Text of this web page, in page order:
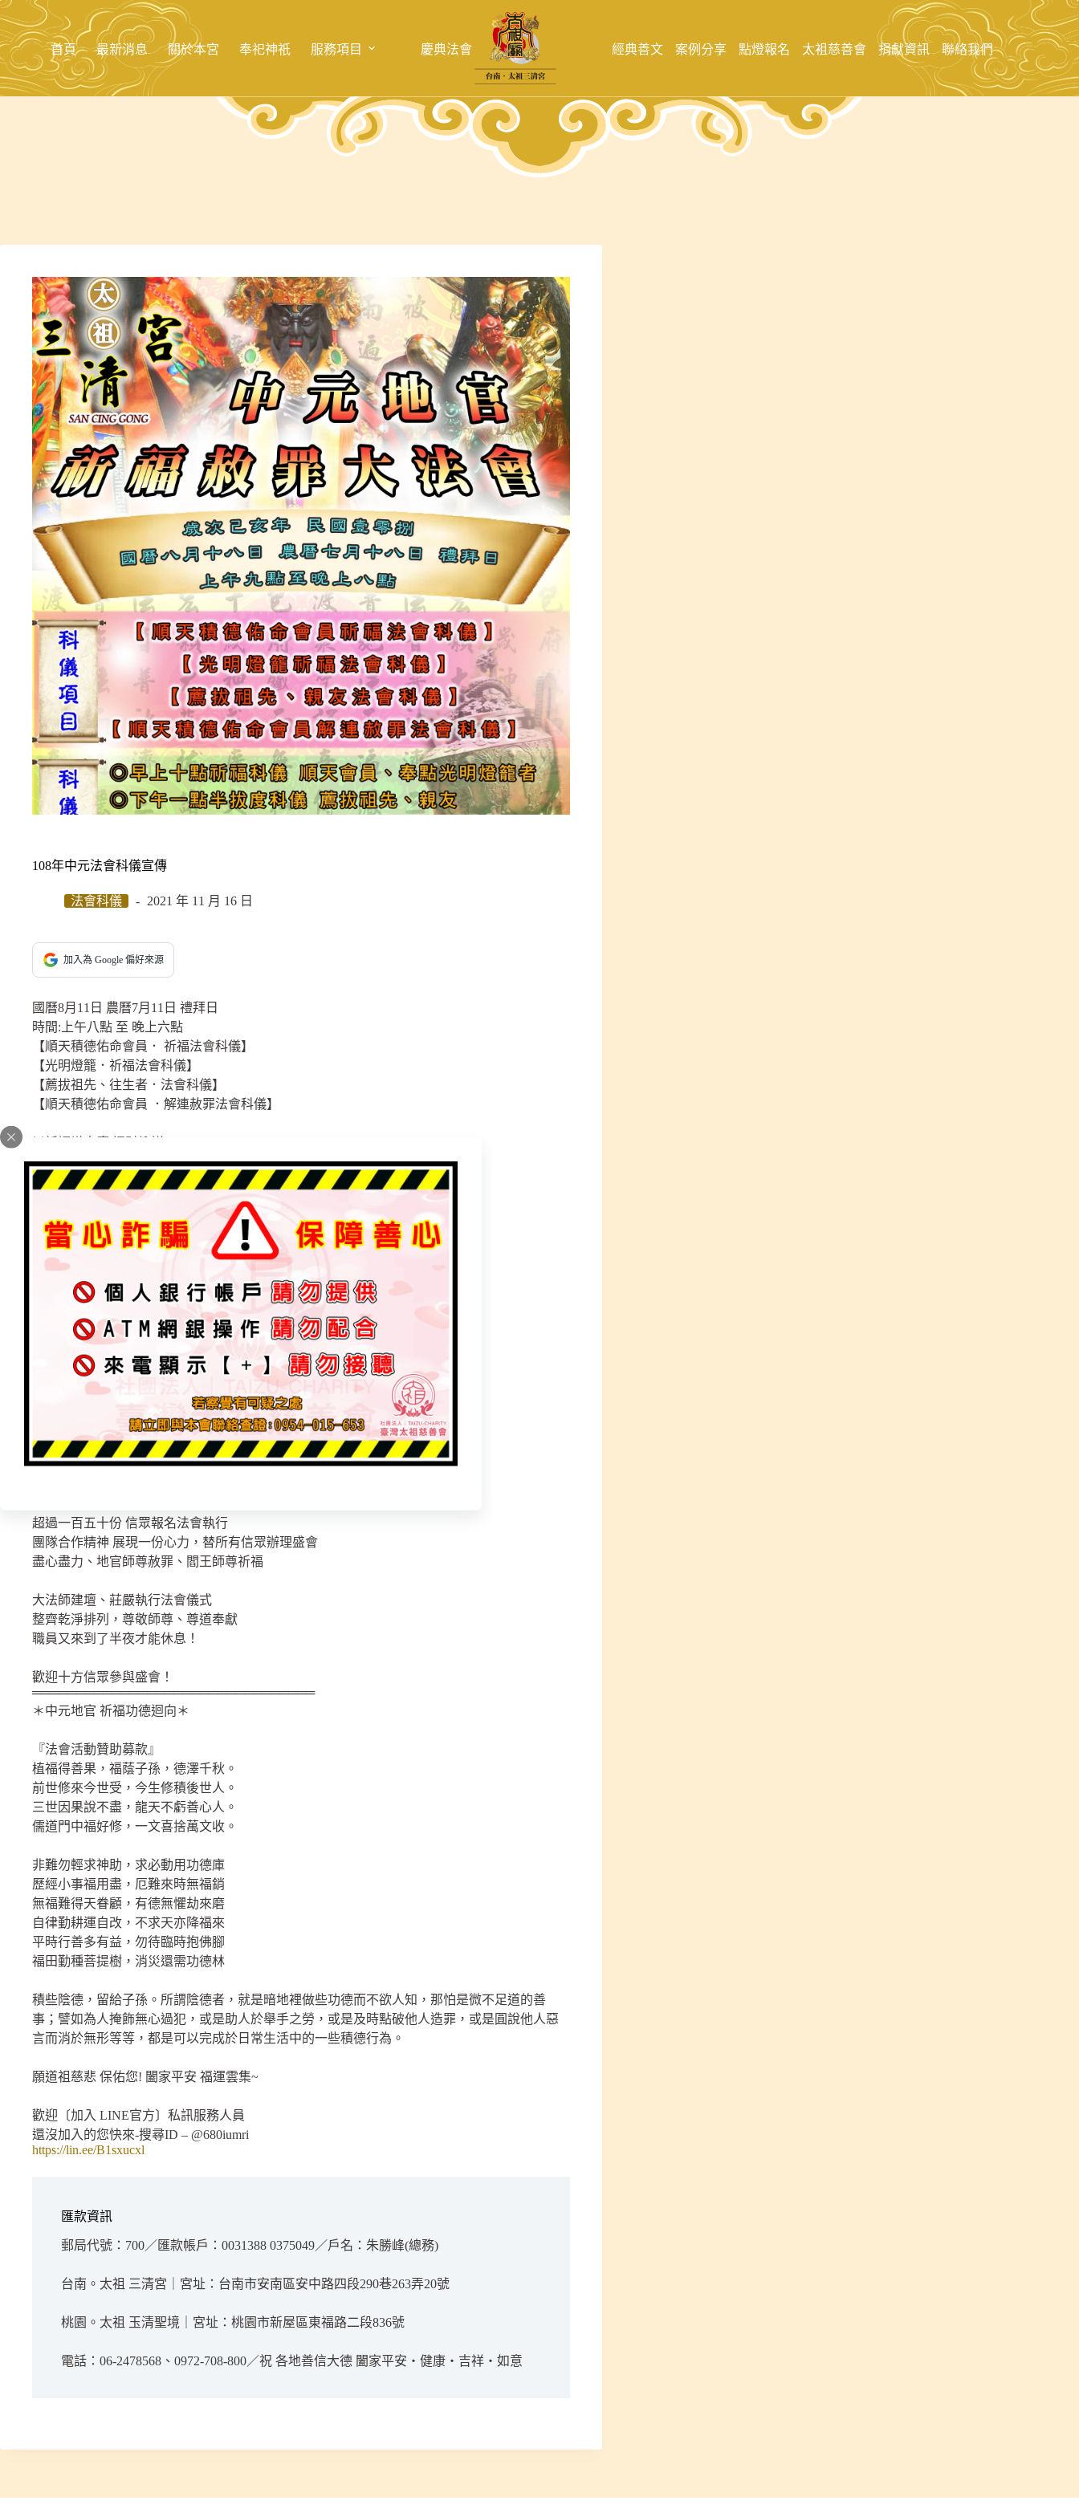
跳
至
主
要
內
首頁 最新消息 關於本宮 奉祀神祇 服務項目 慶典法會 經典善文 案例分享 點燈報名 太袓慈善會 捐獻資訊 聯絡我們
108年中元法會科儀宣傳
法會科儀 2021 年 11 月 16 日
加入為 Google 偏好來源
國曆8月11日 農曆7月11日 禮拜日
時間:上午八點 至 晚上六點
【順天積德佑命會員． 祈福法會科儀】
【光明燈籠．祈福法會科儀】
【薦拔祖先、往生者．法會科儀】
【順天積德佑命會員 ．解連赦罪法會科儀】
願道祖慈悲加持點燈者平安.諸天降吉祥
『晚上六點 至 八點師父為信徒加持、收驚、解厄』
現場排隊發放號碼牌(不開放預約)
可帶衣服來讓師父加持、收驚
════════════════════════════════
台南‧太祖 三清宮 【※農曆七月聖事 ．照正常辦理※】
※點燈籠．法會報名至 108年8月5日截止。統計總數
108年8月9日 星期五 晚上
包糖果餅乾、準備法會供品桌子
法會名單核對、燈籠名單核對、祖先拔度名單核對
108年8月10日 星期六 【聖事休息．籌備隔天中元法會】
籌備中元赦罪、祈福、拔度 ，供品水果擺盤
素三牲 : 每位牌位
超過一百五十份 信眾報名法會執行
團隊合作精神 展現一份心力，替所有信眾辦理盛會
盡心盡力、地官師尊赦罪、閻王師尊祈福
大法師建壇、莊嚴執行法會儀式
整齊乾淨排列，尊敬師尊、尊道奉獻
職員又來到了半夜才能休息！
歡迎十方信眾參與盛會！
════════════════════════════════
＊中元地官 祈福功德迴向＊
『法會活動贊助募款』
植福得善果，福蔭子孫，德澤千秋。
前世修來今世受，今生修積後世人。
三世因果說不盡，龍天不虧善心人。
儒道門中福好修，一文喜捨萬文收。
非難勿輕求神助，求必動用功德庫
歷經小事福用盡，厄難來時無福銷
無福難得天眷顧，有德無懼劫來磨
自律勤耕運自改，不求天亦降福來
平時行善多有益，勿待臨時抱佛腳
福田勤種菩提樹，消災還需功德林
積些陰德，留給子孫。所謂陰德者，就是暗地裡做些功德而不欲人知，那怕是微不足道的善
事；譬如為人掩飾無心過犯，或是助人於舉手之勞，或是及時點破他人造罪，或是圓說他人惡
言而消於無形等等，都是可以完成於日常生活中的一些積德行為。
願道祖慈悲 保佑您! 闔家平安 福運雲集~
歡迎〔加入 LINE官方〕私訊服務人員
還沒加入的您快來-搜尋ID – @680iumri
https://lin.ee/B1sxucxl
匯款資訊
郵局代號：700／匯款帳戶：0031388 0375049／戶名：朱勝峰(總務)
台南。太祖 三清宮｜宮址：台南市安南區安中路四段290巷263弄20號
桃園。太祖 玉清聖境｜宮址：桃園市新屋區東福路二段836號
電話：06-2478568、0972-708-800／祝 各地善信大德 闔家平安‧健康‧吉祥‧如意